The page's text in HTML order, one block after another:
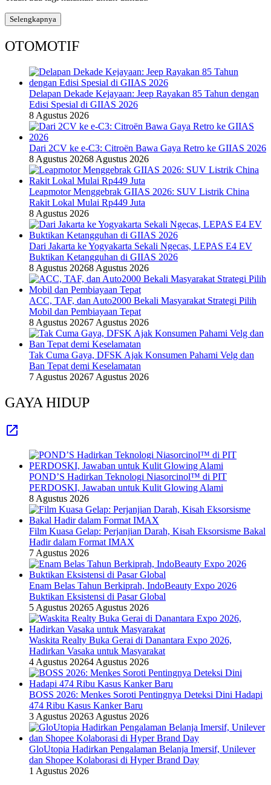
Selengkapnya
OTOMOTIF
Delapan Dekade Kejayaan: Jeep Rayakan 85 Tahun dengan
Edisi Spesial di GIIAS 2026
8 Agustus 2026
Dari 2CV ke e-C3: Citroën Bawa Gaya Retro ke GIIAS 2026
8 Agustus 20268 Agustus 2026
Leapmotor Menggebrak GIIAS 2026: SUV Listrik China
Rakit Lokal Mulai Rp449 Juta
8 Agustus 2026
Dari Jakarta ke Yogyakarta Sekali Ngecas, LEPAS E4 EV
Buktikan Ketangguhan di GIIAS 2026
8 Agustus 20268 Agustus 2026
ACC, TAF, dan Auto2000 Bekali Masyarakat Strategi Pilih
Mobil dan Pembiayaan Tepat
8 Agustus 20267 Agustus 2026
Tak Cuma Gaya, DFSK Ajak Konsumen Pahami Velg dan
Ban Tepat demi Keselamatan
7 Agustus 20267 Agustus 2026
GAYA HIDUP
POND’S Hadirkan Teknologi Niasorcinol™ di PIT
PERDOSKI, Jawaban untuk Kulit Glowing Alami
8 Agustus 2026
Film Kuasa Gelap: Perjanjian Darah, Kisah Eksorsisme Bakal
Hadir dalam Format IMAX
7 Agustus 2026
Enam Belas Tahun Berkiprah, IndoBeauty Expo 2026
Buktikan Eksistensi di Pasar Global
5 Agustus 20265 Agustus 2026
Waskita Realty Buka Gerai di Danantara Expo 2026,
Hadirkan Vasaka untuk Masyarakat
4 Agustus 20264 Agustus 2026
BOSS 2026: Menkes Soroti Pentingnya Deteksi Dini Hadapi
474 Ribu Kasus Kanker Baru
3 Agustus 20263 Agustus 2026
GloUtopia Hadirkan Pengalaman Belanja Imersif, Unilever
dan Shopee Kolaborasi di Hyper Brand Day
1 Agustus 2026